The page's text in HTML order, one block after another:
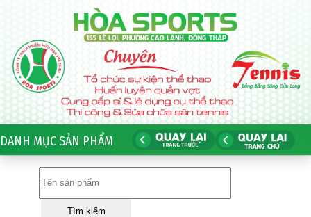
DANH MỤC SẢN PHẨM
Tìm kiếm